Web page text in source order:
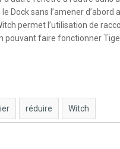
sans l’amener d’abord
permet l’utilisation de
faire fonctionner
réduire Witch